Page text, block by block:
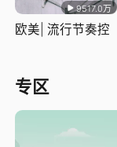
9517.0万
欧美| 流行节奏控
专区